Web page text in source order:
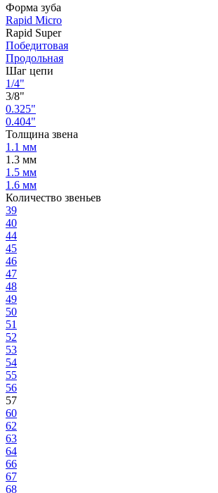
Форма зуба
Rapid Micro
Rapid Super
Победитовая
Продольная
Шаг цепи
1/4"
3/8"
0.325"
0.404"
Толщина звена
1.1 мм
1.3 мм
1.5 мм
1.6 мм
Количество звеньев
39
40
44
45
46
47
48
49
50
51
52
53
54
55
56
57
60
62
63
64
66
67
68